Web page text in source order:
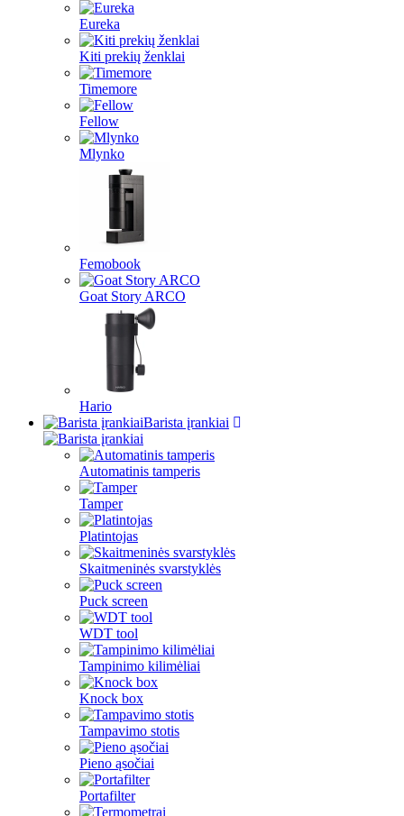
Eureka
Kiti prekių ženklai
Timemore
Fellow
Mlynko
Femobook
Goat Story ARCO
Hario
Barista įrankiai
Automatinis tamperis
Tamper
Platintojas
Skaitmeninės svarstyklės
Puck screen
WDT tool
Tampinimo kilimėliai
Knock box
Tampavimo stotis
Pieno ąsočiai
Portafilter